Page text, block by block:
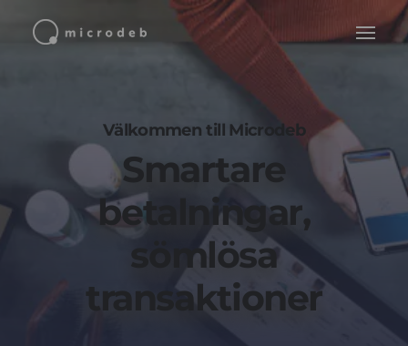
Välkommen till Microdeb
Smartare
betalningar,
sömlösa
transaktioner